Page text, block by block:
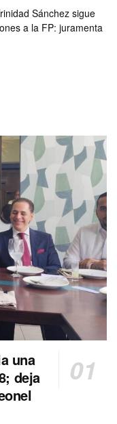
Sánchez sigue
a la FP: juramenta
una
deja